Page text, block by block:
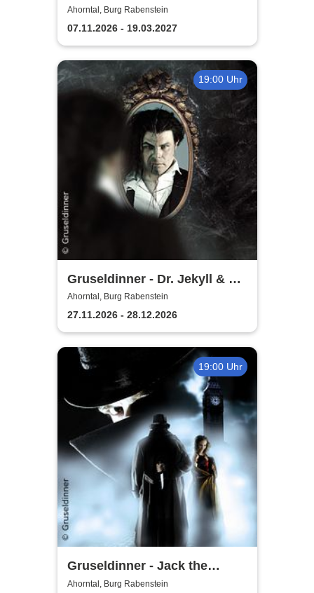
Ahorntal, Burg Rabenstein
07.11.2026 - 19.03.2027
19:00 Uhr
Gruseldinner - Dr. Jekyll & Mr.
Hyde
Ahorntal, Burg Rabenstein
27.11.2026 - 28.12.2026
19:00 Uhr
Gruseldinner - Jack the
Ripper
Ahorntal, Burg Rabenstein